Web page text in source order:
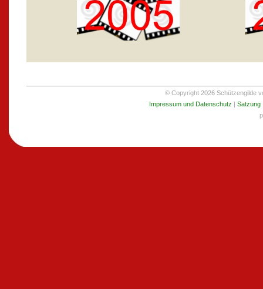
© Copyright 2026 Schützengilde
Impressum und Datenschutz
Satzung